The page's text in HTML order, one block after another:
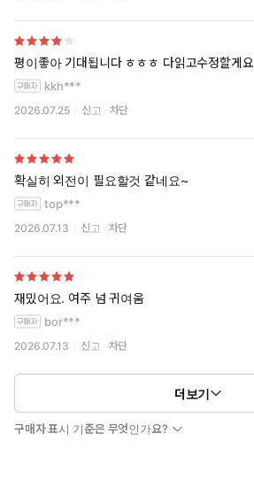
평이좋아 기대됩니다 ㅎㅎㅎ 다읽고수정할게요
kkh***
2026.07.25 신고 차단
확실히 외전이 필요할것 같네요~
top***
2026.07.13 신고 차단
재밌어요. 여주 넘 귀여움
bor***
2026.07.13 신고 차단
더보기
구매자 표시 기준은 무엇인가요?